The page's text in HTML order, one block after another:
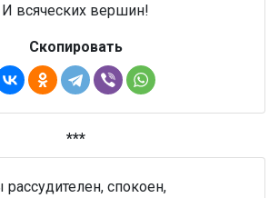
И всяческих вершин!
Скопировать
***
рассудителен, спокоен,